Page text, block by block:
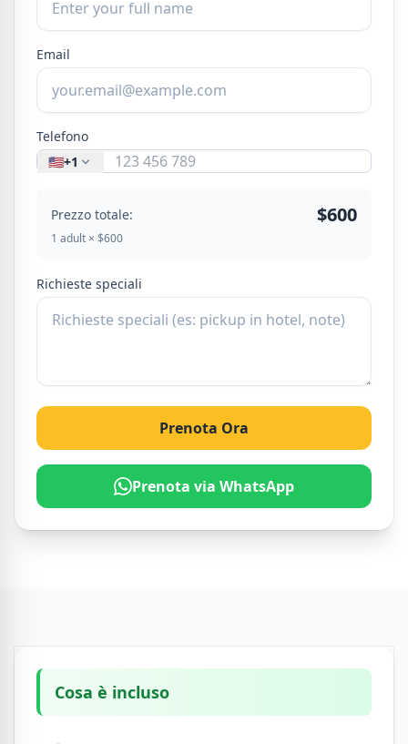
Email
Telefono
🇺🇸+1
Prezzo totale: $600
1 adult × $600
Richieste speciali
Prenota Ora
Prenota via WhatsApp
Cosa è incluso